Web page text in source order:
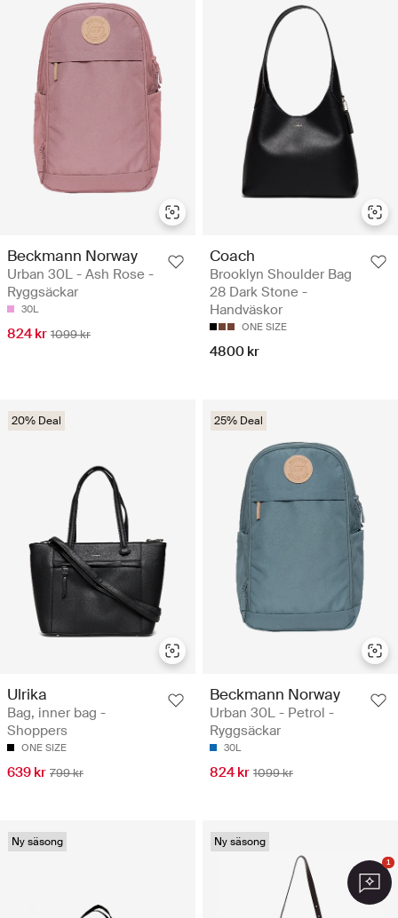
Beckmann Norway
Urban 30L - Ash Rose -
Ryggsäckar
30L
824 kr 1099 kr
Coach
Brooklyn Shoulder Bag
28 Dark Stone -
Handväskor
ONE SIZE
4800 kr
20% Deal
Ulrika
Bag, inner bag -
Shoppers
ONE SIZE
639 kr 799 kr
25% Deal
Beckmann Norway
Urban 30L - Petrol -
Ryggsäckar
30L
824 kr 1099 kr
Ny säsong Ny säsong
1